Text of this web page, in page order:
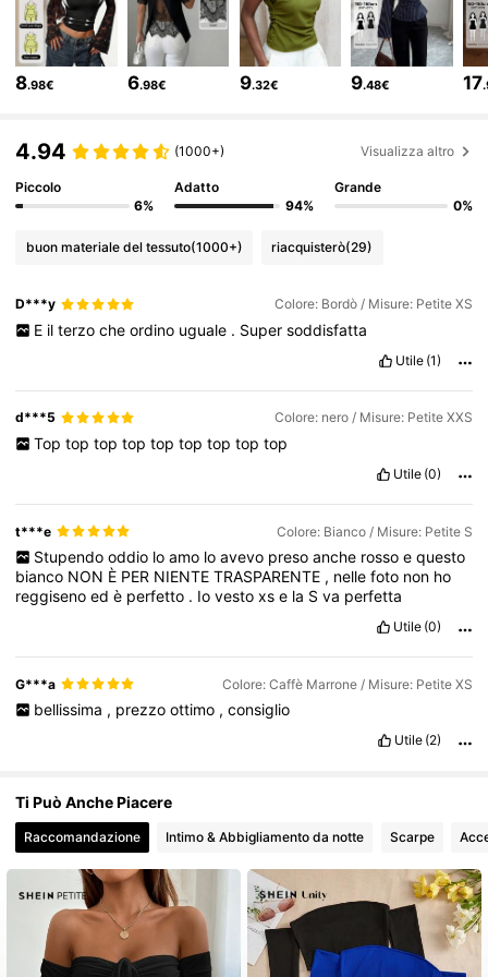
4.83 2.3M Follower
2.3M Follower
4.83 2.3M Follower
8.98€ 6.98€ 9.32€ 9.48€ 17
4.94 (1000+) Visualizza altro
Piccolo
6%
Adatto
94%
Grande
0%
buon materiale del tessuto(1000+) riacquisterò(29)
D***y Colore: Bordò / Misure: Petite XS
E il terzo che ordino uguale . Super soddisfatta
Utile (1)
d***5 Colore: nero / Misure: Petite XXS
Top top top top top top top top top
Utile (0)
t***e Colore: Bianco / Misure: Petite S
Stupendo oddio lo amo lo avevo preso anche rosso e questo
bianco NON È PER NIENTETRASPARENTE , nellefoto non ho
reggisenoedè perfetto . Iovestoxse la Sva perfetta
Utile (0)
G***a Colore: Caffè Marrone / Misure: Petite XS
bellissima , prezzo ottimo , consiglio
Utile (2)
Ti Può Anche Piacere
Raccomandazione Intimo & Abbigliamento da notte Scarpe